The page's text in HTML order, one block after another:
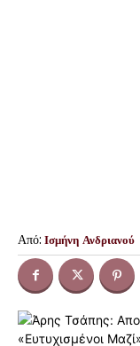
Από: Ισμήνη Ανδριανού